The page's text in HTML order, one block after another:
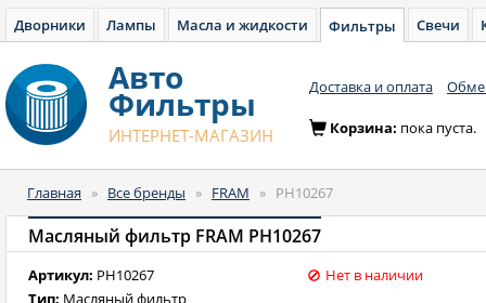
Дворники Лампы Масла и жидкости Фильтры Свечи
Авто
Фильтры
ИНТЕРНЕТ-МАГАЗИН
Доставка и оплата
Корзина: пока пуста.
Главная » Все бренды » FRAM » PH10267
Масляный фильтр FRAM PH10267
Артикул: PH10267
Тип: Масляный фильтр
Нет в наличии